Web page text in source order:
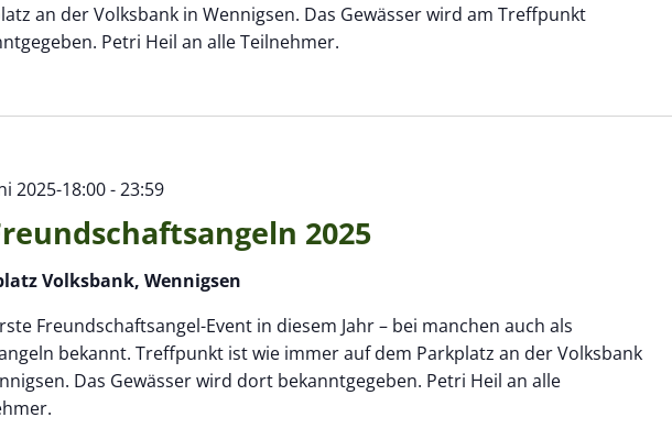
an der Volksbank in Wennigsen. Das Gewässer wird am Treffpunkt
Petri Heil an alle Teilnehmer.
2025
2025-18:00-23:59
Volksbank, Wennigsen
Freundschaftsangel-Event in diesem Jahr – bei manchen auch als
bekannt. Treffpunkt ist wie immer auf dem Parkplatz an der Volksbank
Das Gewässer wird dort bekanntgegeben. Petri Heil an alle